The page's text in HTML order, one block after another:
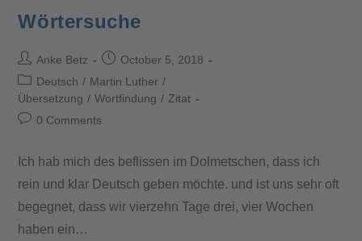
Wörtersuche
Anke Betz
October 5, 2018
Deutsch / Martin Luther /
Übersetzung / Wortfindung / Zitat
0 Comments
Ich hab mich des beflissen im Dolmetschen, dass ich
rein und klar Deutsch geben möchte. und ist uns sehr oft
begegnet, dass wir vierzehn Tage drei, vier Wochen
haben ein…